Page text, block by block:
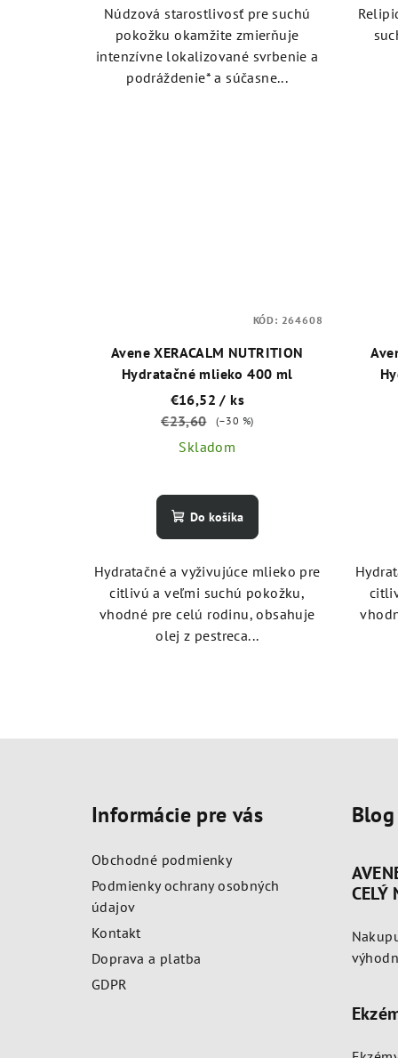
Núdzová starostlivosť pre suchú
pokožku okamžite zmierňuje
intenzívne lokalizované svrbenie a
podráždenie* a súčasne...
Avene XERACALM NUTRITION
Hydratačné mlieko 400 ml
€16,52/ ks
€23,60
(–30 %)
Skladom
Do košíka
Hydratačné a vyživujúce mlieko pre
citlivú a veľmi suchú pokožku,
vhodné pre celú rodinu, obsahuje
olej z pestreca...
KÓD: 264608
Informácie pre vás
Obchodné podmienky
Podmienky ochrany osobných
údajov
Kontakt
Doprava a platba
GDPR
Blog
CELÝ